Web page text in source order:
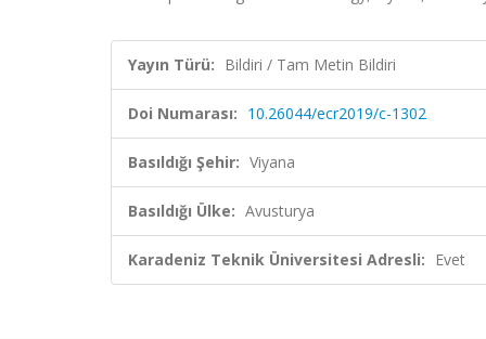
Yayın Türü: Bildiri / Tam Metin Bildiri
Doi Numarası: 10.26044/ecr2019/c-1302
Basıldığı Şehir: Viyana
Basıldığı Ülke: Avusturya
Karadeniz Teknik Üniversitesi Adresli: Evet